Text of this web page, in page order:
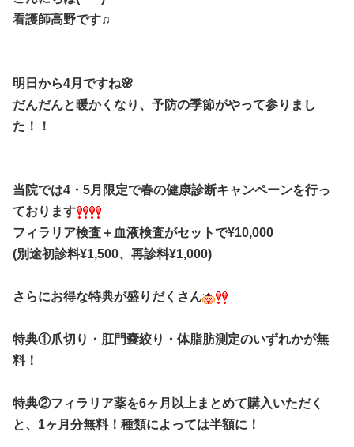
看護師高野です♫
明日から4月ですね🌸
だんだんと暖かくなり、予防の季節がやって参りまし
た！！
当院では4・5月限定で春の健康診断キャンペーンを行っ
ております
フィラリア検査＋血液検査がセットで¥10,000
(別途初診料¥1,500、再診料¥1,000)
さらにお得な特典が盛りだくさん
特典①爪切り・肛門嚢絞り・体脂肪測定のいずれかが無
料！
特典②フィラリア薬を6ヶ月以上まとめて購入いただく
と、1ヶ月分無料！種類によっては半額に！